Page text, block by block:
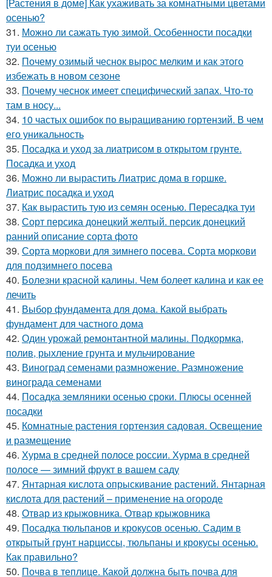
осенью?
31. Можно ли сажать тую зимой. Особенности посадки
туи осенью
32. Почему озимый чеснок вырос мелким и как этого
избежать в новом сезоне
33. Почему чеснок имеет специфический запах. Что-то
там в носу...
34. 10 частых ошибок по выращиванию гортензий. В чем
его уникальность
35. Посадка и уход за лиатрисом в открытом грунте.
Посадка и уход
36. Можно ли вырастить Лиатрис дома в горшке.
Лиатрис посадка и уход
37. Как вырастить тую из семян осенью. Пересадка туи
38. Сорт персика донецкий желтый. персик донецкий
ранний описание сорта фото
39. Сорта моркови для зимнего посева. Сорта моркови
для подзимнего посева
40. Болезни красной калины. Чем болеет калина и как ее
лечить
41. Выбор фундамента для дома. Какой выбрать
фундамент для частного дома
42. Один урожай ремонтантной малины. Подкормка,
полив, рыхление грунта и мульчирование
43. Виноград семенами размножение. Размножение
винограда семенами
44. Посадка земляники осенью сроки. Плюсы осенней
посадки
45. Комнатные растения гортензия садовая. Освещение
и размещение
46. Хурма в средней полосе россии. Хурма в средней
полосе — зимний фрукт в вашем саду
47. Янтарная кислота опрыскивание растений. Янтарная
кислота для растений – применение на огороде
48. Отвар из крыжовника. Отвар крыжовника
49. Посадка тюльпанов и крокусов осенью. Садим в
открытый грунт нарциссы, тюльпаны и крокусы осенью.
Как правильно?
50. Почва в теплице. Какой должна быть почва для